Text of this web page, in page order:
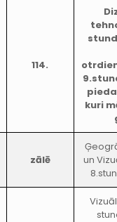
114.
kuri
zālē
un